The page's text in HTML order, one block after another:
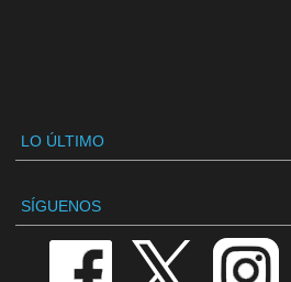
LO ÚLTIMO
SÍGUENOS